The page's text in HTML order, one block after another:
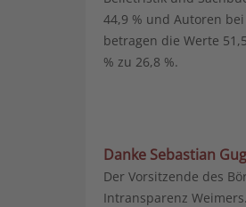
Danke Sebastian
Der Vorsitzende des
Intransparenz